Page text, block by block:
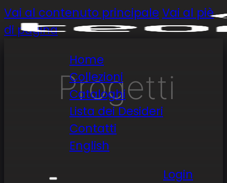
Vai al contenuto principale Vai al piè
di pagina
Home
Collezioni
Cataloghi
Lista dei Desideri
Contatti
English
Login
Progetti